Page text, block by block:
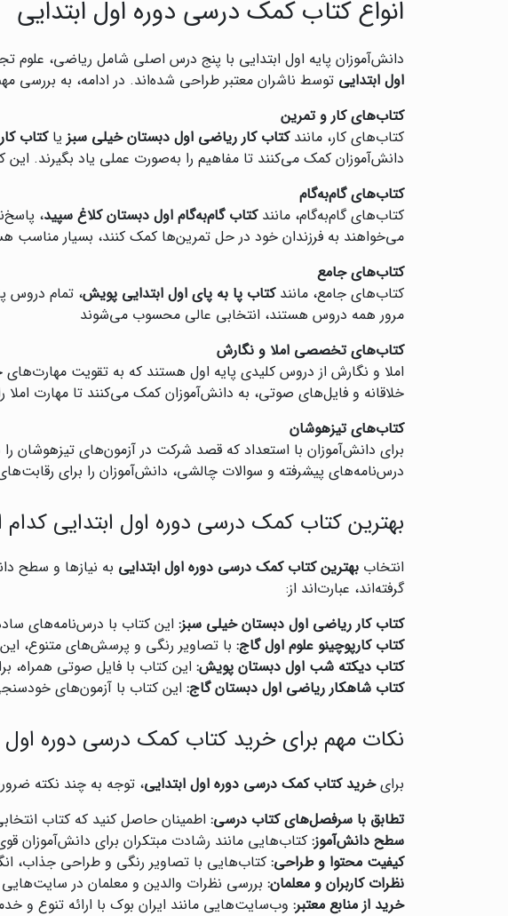
انواع کتاب کمک درسی دوره اول ابتدایی
دانش‌آموزان پایه اول ابتدایی با پنج درس اصلی شامل ریاضی، علوم
اول ابتدایی توسط ناشران معتبر طراحی شده‌اند. در ادامه، به بررسی
کتاب‌های کار و تمرین
کتاب‌های کار، مانندکتاب کار ریاضی اول دبستان خیلی سبز یاکتاب
دانش‌آموزان کمک می‌کنند تا مفاهیم را به‌صورت عملی یاد بگیرند.
کتاب‌های گام‌به‌گام
کتاب‌های گام‌به‌گام، مانندکتاب گام‌به‌گام اول دبستان کلاغ سپید،
می‌خواهند به فرزندان خود در حل تمرین‌ها کمک کنند، بسیار مناسب
کتاب‌های جامع
کتاب‌های جامع، مانندکتاب پا به پای اول ابتدایی پویش، تمام دروس
مرور همه دروس هستند، انتخابی عالی محسوب می‌شوند‌
کتاب‌های تخصصی املا و نگارش
املا و نگارش از دروس کلیدی پایه اول هستند که به تقویت
خلاقانه و فایل‌های صوتی، به دانش‌آموزان کمک می‌کنند تا مهارت املا
کتاب‌های تیزهوشان
برای دانش‌آموزان با استعداد که قصد شرکت در آزمون‌های تیزهوشان را
درس‌نامه‌های پیشرفته و سوالات چالشی، دانش‌آموزان را برای
بهترین کتاب کمک درسی دوره اول ابتدایی
انتخاب بهترین کتاب کمک درسی دوره اول ابتدایی به نیازها و سطح
گرفته‌اند، عبارت‌اند از:
کتاب کار ریاضی اول دبستان خیلی سبز: این کتاب با درس‌نامه‌های
کتاب کارپوچینو علوم اول گاج: با تصاویر رنگی و پرسش‌های متنوع،
کتاب دیکته شب اول دبستان پویش: این کتاب با فایل صوتی همراه،
کتاب شاهکار ریاضی اول دبستان گاج: این کتاب با آزمون‌های
نکات مهم برای خرید کتاب کمک درسی دوره اول
برایخرید کتاب کمک درسی دوره اول ابتدایی، توجه به چند نکته
تطابق با سرفصل‌های کتاب درسی: اطمینان حاصل کنید که کتاب
سطح دانش‌آموز: کتاب‌هایی مانند رشادت مبتکران برای
کیفیت محتوا و طراحی: کتاب‌هایی با تصاویر رنگی و طراحی جذاب،
نظرات کاربران و معلمان: بررسی نظرات والدین و معلمان در سایت‌هایی
خرید از منابع معتبر: وب‌سایت‌هایی مانند ایران بوک با ارائه تنوع و